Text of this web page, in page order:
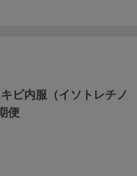
ビ内服（イソトレチノ
便